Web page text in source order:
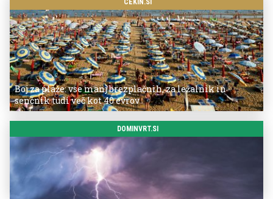
CEKIN.SI
Boj za plaže: vse manj brezplačnih, za ležalnik in
senčnik tudi več kot 40 evrov
DOMINVRT.SI